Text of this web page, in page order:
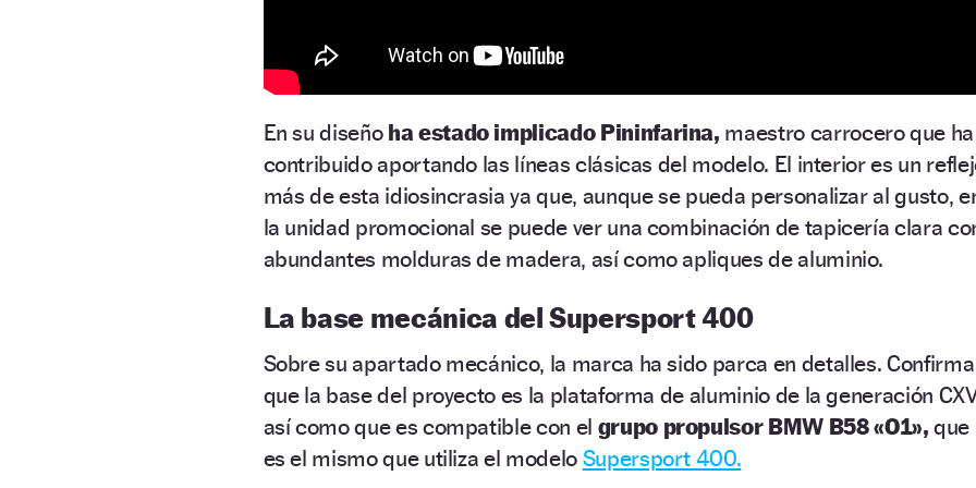
En su diseño ha estado implicado Pininfarina, maestro carrocero que ha
contribuido aportando las líneas clásicas del modelo. El interior es un
más de esta idiosincrasia ya que, aunque se pueda personalizar al gusto,
la unidad promocional se puede ver una combinación de tapicería clara
abundantes molduras de madera, así como apliques de aluminio.
La base mecánica del Supersport 400
Sobre su apartado mecánico, la marca ha sido parca en detalles. Confirma
que la base del proyecto es la plataforma de aluminio de la generación
así como que es compatible con el grupo propulsor BMW B58 «O1», que
es el mismo que utiliza el modelo Supersport 400.